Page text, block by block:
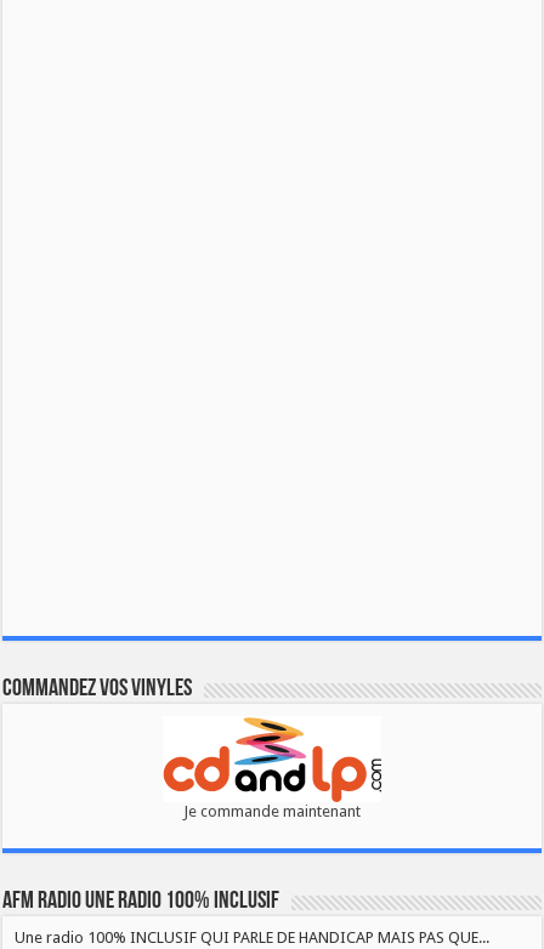
Commandez vos vinyles
Je commande maintenant
AFM RADIO UNE RADIO 100% INCLUSIF
Une radio 100% INCLUSIF QUI PARLE DE HANDICAP MAIS PAS QUE...